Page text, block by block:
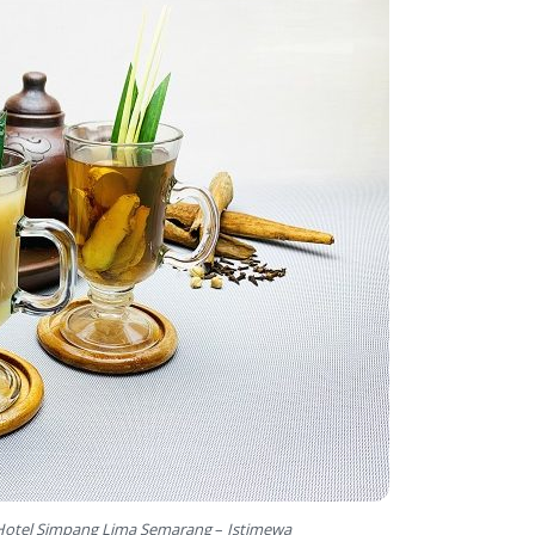
Simpang Lima Semarang– Istimewa